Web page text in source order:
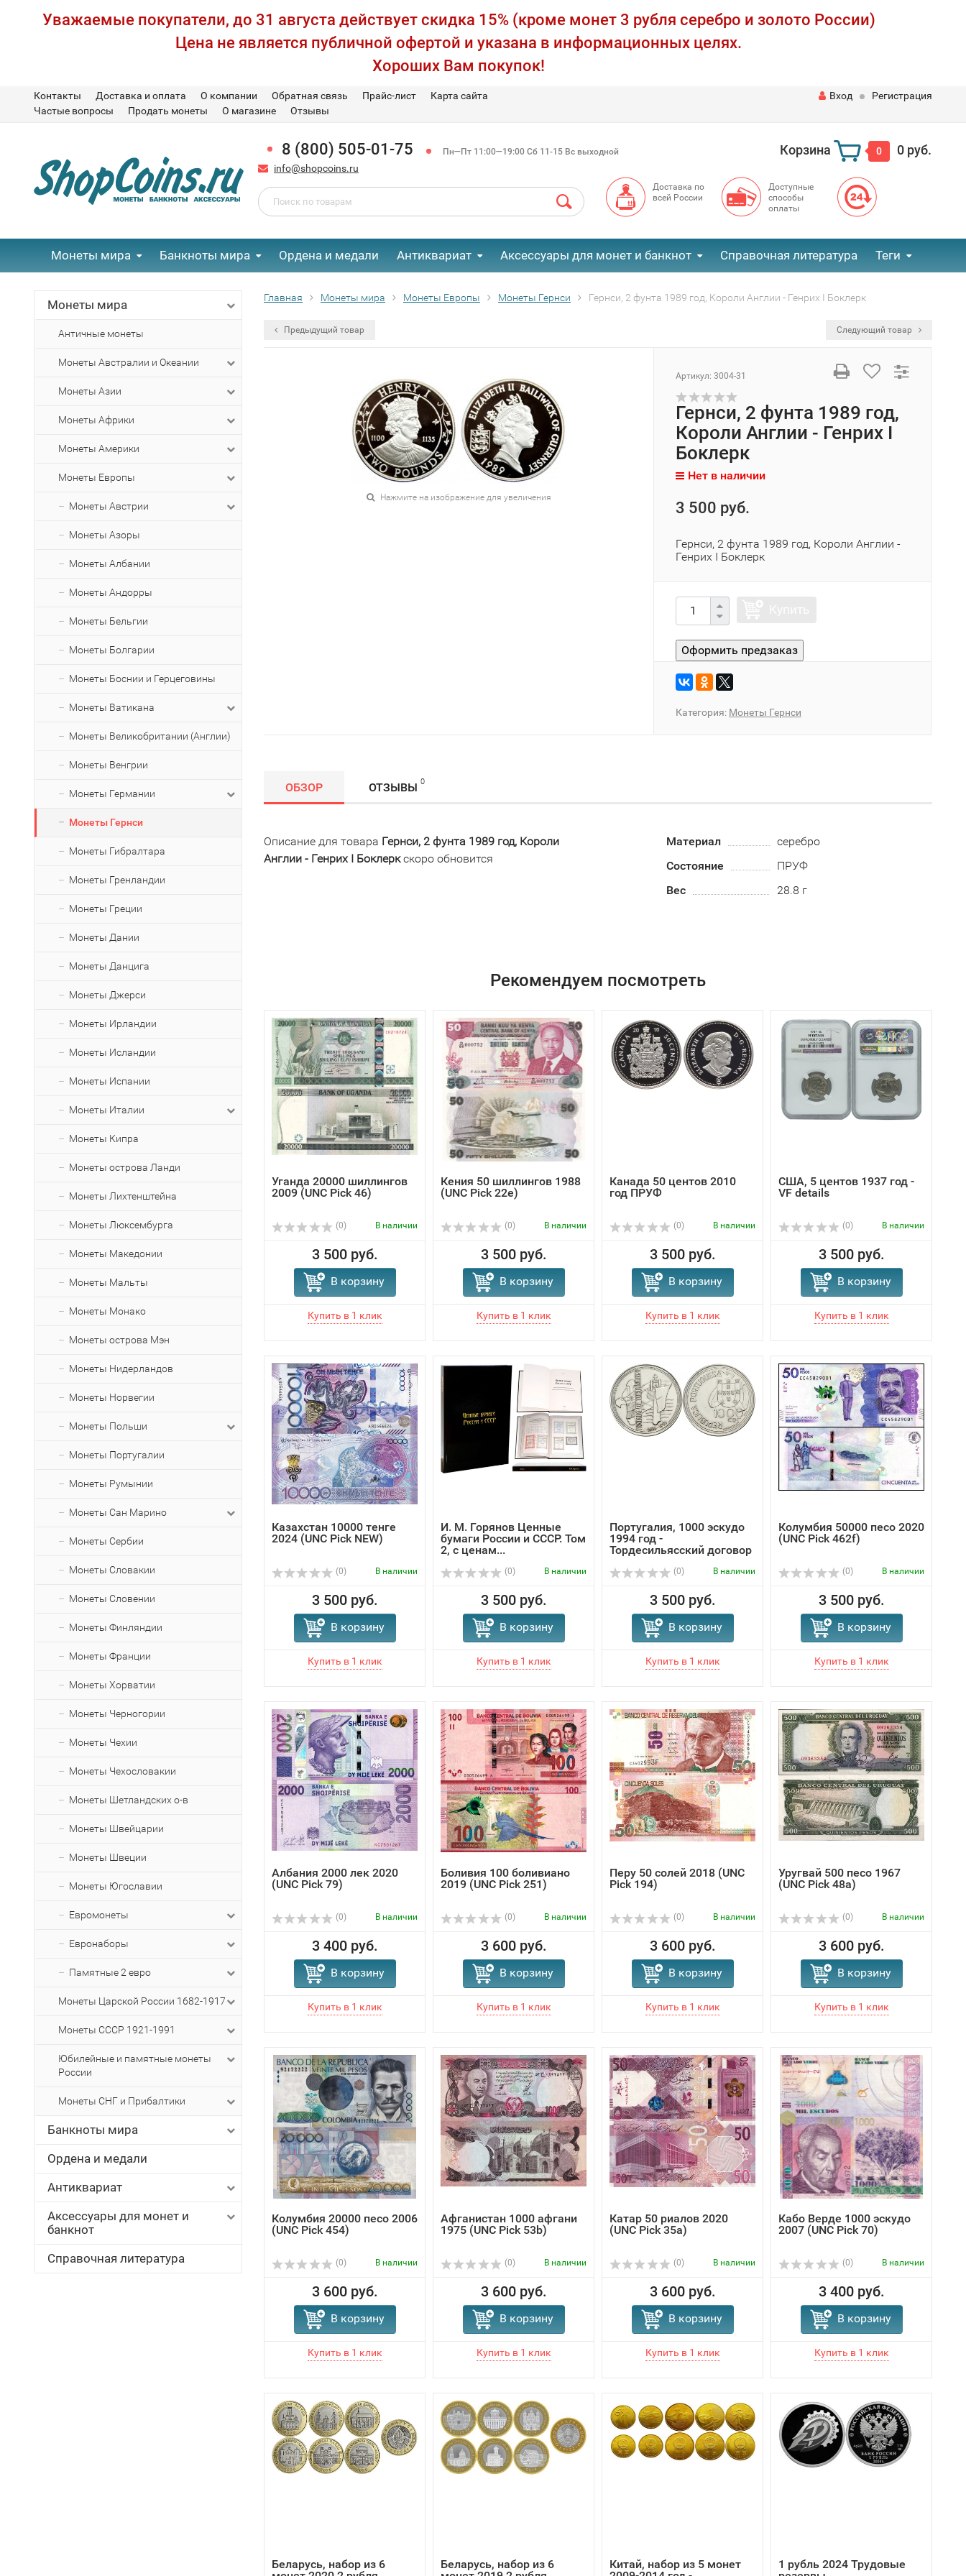
Уважаемые покупатели, до 31 августа действует скидка 15% (кроме монет 3 рубля серебро и золото России)
Цена не является публичной офертой и указана в информационных целях.
Хороших Вам покупок!
Контакты Доставка и оплата О компании Обратная связь Прайс-лист
Карта сайта
Частые вопросы
Продать монеты О магазине Отзывы
Вход Регистрация
8 (800) 505-01-75 Пн—Пт 11:00—19:00 Сб 11-15 Вс выходной
info@shopcoins.ru
Корзина 0 0 руб.
Доставка по
всей России
Доступные
способы
оплаты
Монеты мира Банкноты мира Ордена и медали Антиквариат Аксессуары для монет и банкнот Справочная литература Теги
Монеты мира
Античные монеты
Монеты Австралии и Океании
Монеты Азии
Монеты Африки
Монеты Америки
Монеты Европы
Монеты Австрии
Монеты Азоры
Монеты Албании
Монеты Андорры
Монеты Бельгии
Монеты Болгарии
Монеты Боснии и Герцеговины
Монеты Ватикана
Монеты Великобритании (Англии)
Монеты Венгрии
Монеты Германии
Монеты Гернси
Монеты Гибралтара
Монеты Гренландии
Монеты Греции
Монеты Дании
Монеты Данцига
Монеты Джерси
Монеты Ирландии
Монеты Исландии
Монеты Испании
Монеты Италии
Монеты Кипра
Монеты острова Ланди
Монеты Лихтенштейна
Монеты Люксембурга
Монеты Македонии
Монеты Мальты
Монеты Монако
Монеты острова Мэн
Монеты Нидерландов
Монеты Норвегии
Монеты Польши
Монеты Португалии
Монеты Румынии
Монеты Сан Марино
Монеты Сербии
Монеты Словакии
Монеты Словении
Монеты Финляндии
Монеты Франции
Монеты Хорватии
Монеты Черногории
Монеты Чехии
Монеты Чехословакии
Монеты Шетландских о-в
Монеты Швейцарии
Монеты Швеции
Монеты Югославии
Евромонеты
Евронаборы
Памятные 2 евро
Монеты Царской России 1682-1917
Монеты СССР 1921-1991
Юбилейные и памятные монеты
России
Монеты СНГ и Прибалтики
Банкноты мира
Ордена и медали
Антиквариат
Аксессуары для монет и
банкнот
Справочная литература
Главная Монеты мира Монеты Европы Монеты Гернси Гернси, 2 фунта 1989 год, Короли Англии - Генрих I Боклерк
Предыдущий товар Следующий товар
Нажмите на изображение для увеличения
Артикул: 3004-31
Гернси, 2 фунта 1989 год,
Короли Англии - Генрих I
Боклерк
Нет в наличии
3 500 руб.
Гернси, 2 фунта 1989 год, Короли Англии -
Генрих I Боклерк
Категория: Монеты Гернси
ОБЗОР ОТЗЫВЫ 0
Описание для товара Гернси, 2 фунта 1989 год, Короли
Англии - Генрих I Боклеркскоро обновится
Материал
серебро
Состояние
ПРУФ
Вес
28.8 г
Рекомендуем посмотреть
Уганда 20000 шиллингов
2009 (UNC Pick 46)
(0) В наличии
3 500 руб.
В корзину
Кения 50 шиллингов 1988
(UNC Pick 22e)
(0) В наличии
3 500 руб.
В корзину
Канада 50 центов 2010
год ПРУФ
(0) В наличии
3 500 руб.
В корзину
США, 5 центов 1937 год -
VF details
(0) В наличии
3 500 руб.
В корзину
Казахстан 10000 тенге
2024 (UNC Pick NEW)
(0) В наличии
3 500 руб.
В корзину
И. М. Горянов Ценные
бумаги России и СССР. Том
2, с ценам...
(0) В наличии
3 500 руб.
В корзину
Португалия, 1000 эскудо
1994 год -
Тордесильясский договор
(0) В наличии
3 500 руб.
В корзину
Колумбия 50000 песо 2020
(UNC Pick 462f)
(0) В наличии
3 500 руб.
В корзину
Албания 2000 лек 2020
(UNC Pick 79)
(0) В наличии
3 400 руб.
В корзину
Боливия 100 боливиано
2019 (UNC Pick 251)
(0) В наличии
3 600 руб.
В корзину
Перу 50 солей 2018 (UNC
Pick 194)
(0) В наличии
3 600 руб.
В корзину
Уругвай 500 песо 1967
(UNC Pick 48a)
(0) В наличии
3 600 руб.
В корзину
Колумбия 20000 песо 2006
(UNC Pick 454)
(0) В наличии
3 600 руб.
В корзину
Афганистан 1000 афгани
1975 (UNC Pick 53b)
(0) В наличии
3 600 руб.
В корзину
Катар 50 риалов 2020
(UNC Pick 35a)
(0) В наличии
3 600 руб.
В корзину
Кабо Верде 1000 эскудо
2007 (UNC Pick 70)
(0) В наличии
3 400 руб.
В корзину
Беларусь, набор из 6
Беларусь, набор из 6
Китай, набор из 5 монет
1 рубль 2024 Трудовые